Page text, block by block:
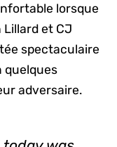
lorsque
Lillard et CJ
spectaculaire
quelques
adversaire.